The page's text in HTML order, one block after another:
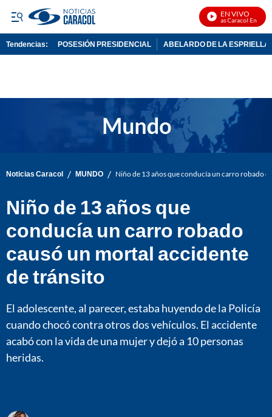
EN VIVO
Noticias Caracol En Vivo
Tendencias: POSESIÓN PRESIDENCIAL ABELARDO DE LA ESPRIELLA
Noticias Caracol / MUNDO / Niño de 13 años que conducía un carro robado
Niño de 13 años que
conducía un carro robado
causó un mortal accidente
de tránsito
El adolescente, al parecer, estaba huyendo de la Policía
cuando chocó contra otros dos vehículos. El accidente
acabó con la vida de una mujer y dejó a 10 personas
heridas.